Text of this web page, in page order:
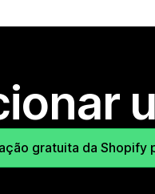
gratuita da Shopify